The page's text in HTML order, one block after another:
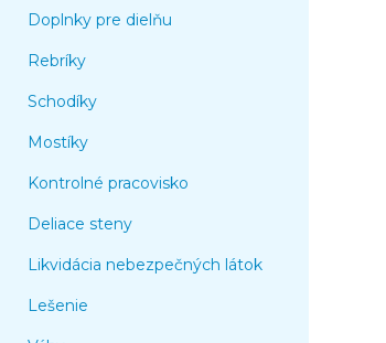
Doplnky pre dielňu
Rebríky
Schodíky
Mostíky
Kontrolné pracovisko
Deliace steny
Likvidácia nebezpečných látok
Lešenie